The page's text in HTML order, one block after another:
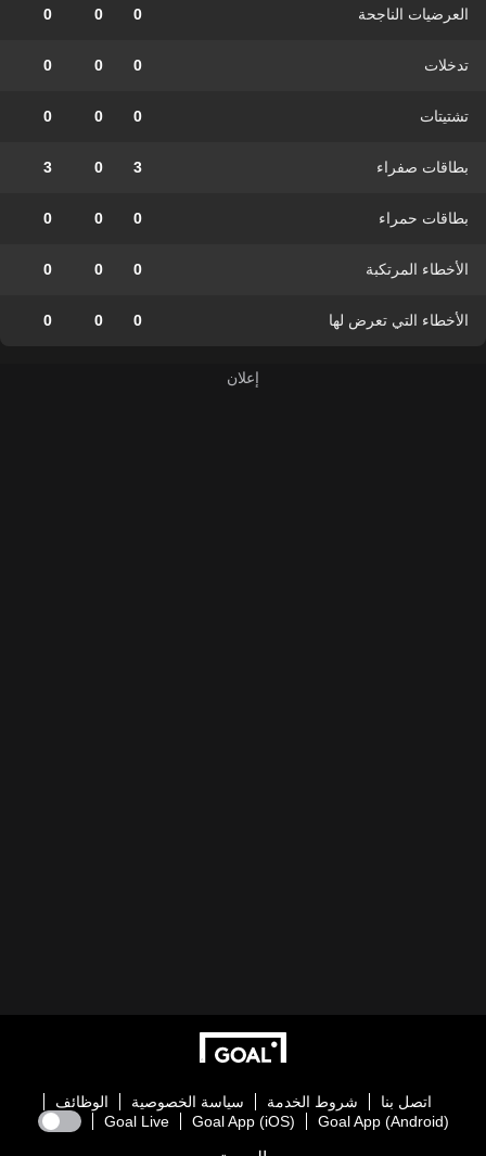
العرضيات الناجحة 0
0
0
تدخلات 0
0
0
تشتيتات 0
0
0
بطاقات صفراء 3
0
3
بطاقات حمراء 0
0
0
الأخطاء المرتكبة 0
0
0
الأخطاء التي تعرض لها 0
0
0
اتصل بنا شروط الخدمة سياسة الخصوصية
الوظائف
Goal App (Android)
Goal App (iOS)
Goal Live